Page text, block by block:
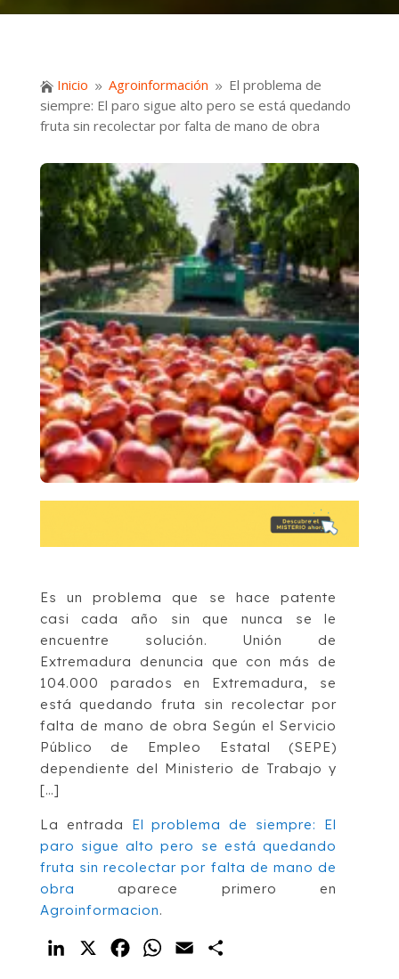
 Inicio 9 Agroinformación 9 El problema de
siempre: El paro sigue alto pero se está quedando
fruta sin recolectar por falta de mano de obra
Es un problema que se hace patente
casi cada año sin que nunca se le
encuentre solución. Unión de
Extremadura denuncia que con más de
104.000 parados en Extremadura, se
está quedando fruta sin recolectar por
falta de mano de obra Según el Servicio
Público de Empleo Estatal (SEPE)
dependiente del Ministerio de Trabajo y
[…]
La entrada El problema de siempre: El
paro sigue alto pero se está quedando
fruta sin recolectar por falta de mano de
obra aparece primero en
Agroinformacion.
LinkedIn FacebookWhatsApp
Email